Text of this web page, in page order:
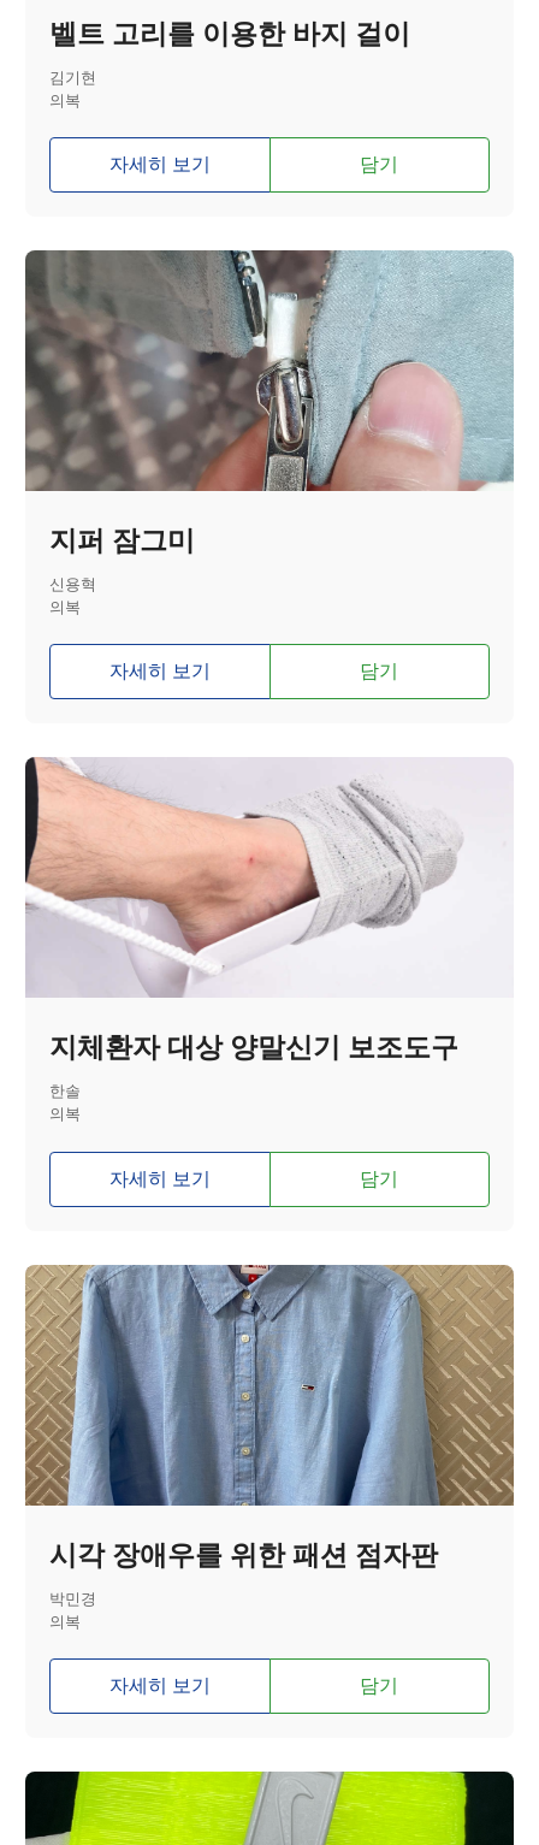
벨트 고리를 이용한 바지 걸이
김기현
의복
자세히 보기 담기
지퍼 잠그미
신용혁
의복
자세히 보기 담기
지체환자 대상 양말신기 보조도구
한솔
의복
자세히 보기 담기
시각 장애우를 위한 패션 점자판
박민경
의복
자세히 보기 담기